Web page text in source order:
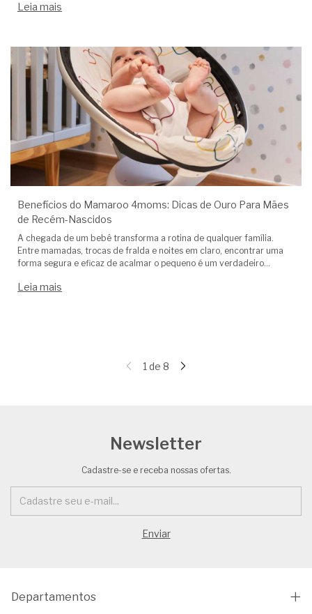
fundamental que muita
Leia mais
Benefícios do Mamaroo 4moms: Dicas de Ouro Para Mães
de Recém-Nascidos
A chegada de um bebê transforma a rotina de qualquer família.
Entre mamadas, trocas de fralda e noites em claro, encontrar uma
forma segura e eficaz de acalmar o pequeno é um verdadeiro
como
Leia mais
1 de 8
Newsletter
Cadastre-se e receba nossas ofertas.
Departamentos